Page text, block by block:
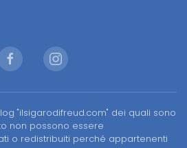
"ilsigarodifreud.com" dei quali sono
non possono essere
o redistribuiti perché appartenenti